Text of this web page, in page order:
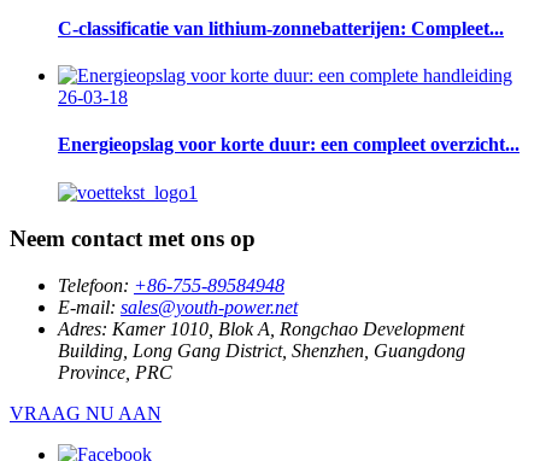
C-classificatie van lithium-zonnebatterijen: Compleet...
26-03-18
Energieopslag voor korte duur: een compleet overzicht...
Neem contact met ons op
Telefoon: +86-755-89584948
E-mail: sales@youth-power.net
Adres: Kamer 1010, Blok A, Rongchao Development
Building, Long Gang District, Shenzhen, Guangdong
Province, PRC
VRAAG NU AAN